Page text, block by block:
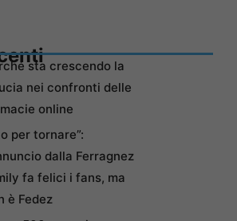
sta crescendo la
nei confronti delle
online
per tornare”:
dalla Ferragnez
fa felici i fans, ma
è Fedez